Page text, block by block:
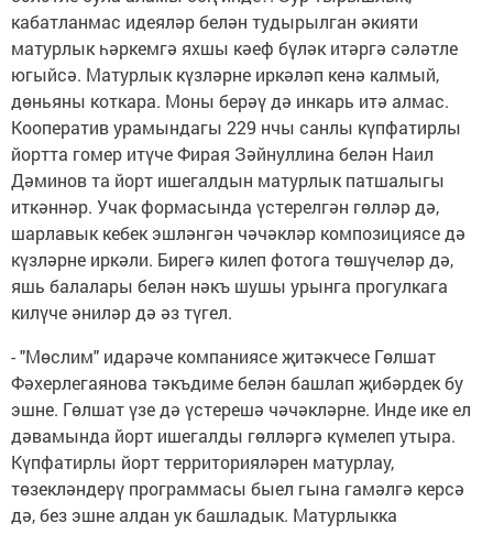
кабатланмас идеяләр белән тудырылган әкияти
матурлык һәркемгә яхшы кәеф бүләк итәргә сәләтле
югыйсә. Матурлык күзләрне иркәләп кенә калмый,
дөньяны коткара. Моны берәү дә инкарь итә алмас.
Кооператив урамындагы 229 нчы санлы күпфатирлы
йортта гомер итүче Фирая Зәйнуллина белән Наил
Дәминов та йорт ишегалдын матурлык патшалыгы
иткәннәр. Учак формасында үстерелгән гөлләр дә,
шарлавык кебек эшләнгән чәчәкләр композициясе дә
күзләрне иркәли. Бирегә килеп фотога төшүчеләр дә,
яшь балалары белән нәкъ шушы урынга прогулкага
килүче әниләр дә әз түгел.
- "Мөслим" идарәче компаниясе җитәкчесе Гөлшат
Фәхерлегаянова тәкъдиме белән башлап җибәрдек бу
эшне. Гөлшат үзе дә үстерешә чәчәкләрне. Инде ике ел
дәвамында йорт ишегалды гөлләргә күмелеп утыра.
Күпфатирлы йорт территорияләрен матурлау,
төзекләндерү программасы быел гына гамәлгә керсә
дә, без эшне алдан ук башладык. Матурлыкка